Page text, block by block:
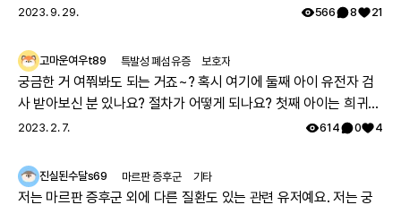
께 따뜻하고 행복한 시간 보내시길 레어노트팀이 기원하겠습니다!
2023. 9. 29. 566 8 21
고마운여우t89 특발성 폐섬유증 보호자
궁금한 거 여쭤봐도 되는 거죠~? 혹시 여기에 둘째 아이 유전자 검
사 받아보신 분 있나요? 절차가 어떻게 되나요? 첫째 아이는 희귀질
환 진단받았고, 당시에 애기 아빠랑 저랑 유전자 검사했는데 돌연변
걱정스러워서리.. 다들 몇주차에 무슨 검사하셨나요? 도움 좀 주심
감사하겠습니다.
2023. 2. 7. 614 0 4
진실된수달s69 마르판 증후군 기타
저는 마르판 증후군 외에 다른 질환도 있는 관련 유저예요. 저는 궁